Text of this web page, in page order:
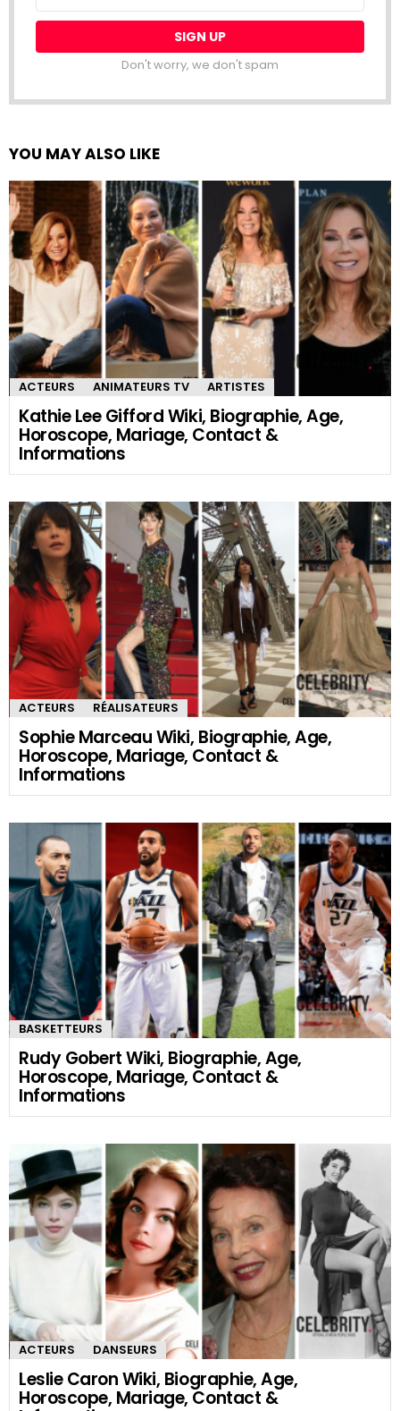
Don't worry, we don't spam
YOU MAY ALSO LIKE
ACTEURS ANIMATEURS TV ARTISTES
Kathie Lee Gifford Wiki, Biographie, Age,
Horoscope, Mariage, Contact &
Informations
ACTEURS RÉALISATEURS
Sophie Marceau Wiki, Biographie, Age,
Horoscope, Mariage, Contact &
Informations
BASKETTEURS
Rudy Gobert Wiki, Biographie, Age,
Horoscope, Mariage, Contact &
Informations
ACTEURS DANSEURS
Leslie Caron Wiki, Biographie, Age,
Horoscope, Mariage, Contact &